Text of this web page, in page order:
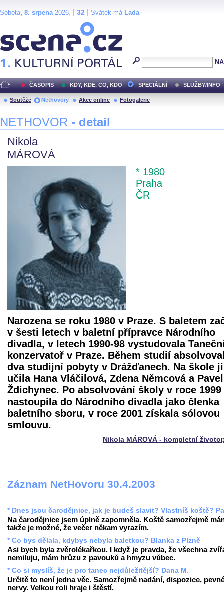
Sobota, 8. srpena2026, | 32 Svátek má Lada
ČASOPIS KDY, KDE, CO, KDO SPECIÁLNÍ SLUŽBY/INFO
Soutěže Nethovory Akce online Fotogalerie
NETHOVOR - detail
Nikola
MÁROVÁ
* 1980
Praha
ČR
Narozena se roku 1980 v Praze. S baletem
v šesti letech v baletní přípravce Národního
divadla, v letech 1990-98 vystudovala
konzervatoř v Praze. Během studií
dva studijní pobyty v Drážďanech. Na škole ji
učila Hana Vláčilová, Zdena Němcová a Pavel
Ždichynec. Po absolvování školy v roce 1999
nastoupila do Národního divadla jako členka
baletního sboru, v roce 2001 získala sólovou
smlouvu.
Nikola MÁROVÁ - kompletní
Záznam NetHovoru 30.4.2003
* Dnes jsou čarodějnice, jak je budeš slavit? Vlastníš koště?
Na čarodějnice jsem úplně zapomněla. Koště samozřejmě
takže je možné, že večer někam vyrazím.
* Co bys dělala, kdybys nebyla baletkou? Blanka z Plzně
Asi bych byla zvěrolékařkou. I když je pravda, že všechna
nemiluju, mám hrůzu z pavouků a hmyzu vůbec.
* Co si myslíš, že je pro tanec nejdůležitější? Dana M.
Určitě to není jedna věc. Samozřejmě nadání, dispozice,
nervy. Velkou roli hraje i štěstí.